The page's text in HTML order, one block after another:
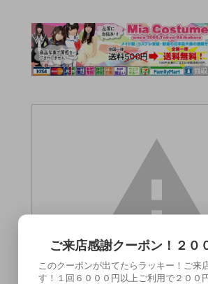
ご来店感謝クーポン！２０
このクーポンが出てたらラッキー！ご来
す！１回６０００円以上ご利用で２００